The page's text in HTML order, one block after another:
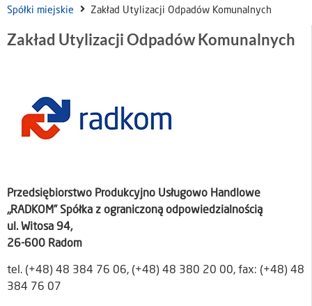
Spółki miejskie
Zakład Utylizacji Odpadów Komunalnych
Zakład Utylizacji Odpadów Komunalnych
Przedsiębiorstwo Produkcyjno Usługowo Handlowe
„RADKOM” Spółka z ograniczoną odpowiedzialnością
ul. Witosa 94,
26-600 Radom
tel. (+48) 48 384 76 06, (+48) 48 380 20 00, fax: (+48) 48
384 76 07